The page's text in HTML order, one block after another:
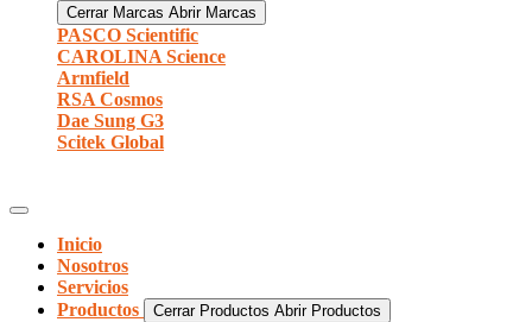
Cerrar Marcas Abrir Marcas
PASCO Scientific
CAROLINA Science
Armfield
RSA Cosmos
Dae Sung G3
Scitek Global
Inicio
Nosotros
Servicios
Productos
Cerrar Productos Abrir Productos